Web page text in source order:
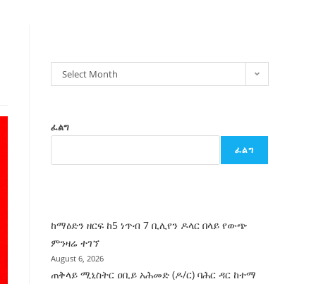
Select Month
ፈልግ
ፈልግ
ከማዕድን ዘርፍ ከ5 ነጥብ 7 ቢሊየን ዶላር በላይ የውጭ
ምንዛሬ ተገኘ
August 6, 2026
ጠቅላይ ሚኒስትር ዐቢይ አሕመድ (ዶ/ር) ባሕር ዳር ከተማ